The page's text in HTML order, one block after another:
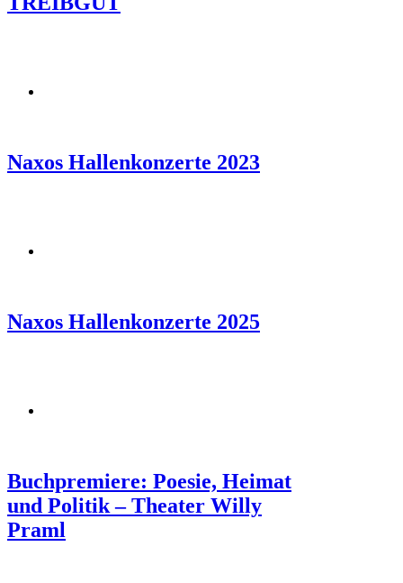
Naxos Hallenkonzerte 2023
Naxos Hallenkonzerte 2025
Buchpremiere: Poesie, Heimat
und Politik – Theater Willy
Praml